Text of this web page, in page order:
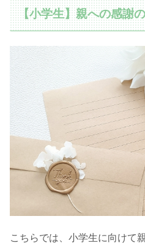
【小学生】親への感謝
こちらでは、小学生に向けて